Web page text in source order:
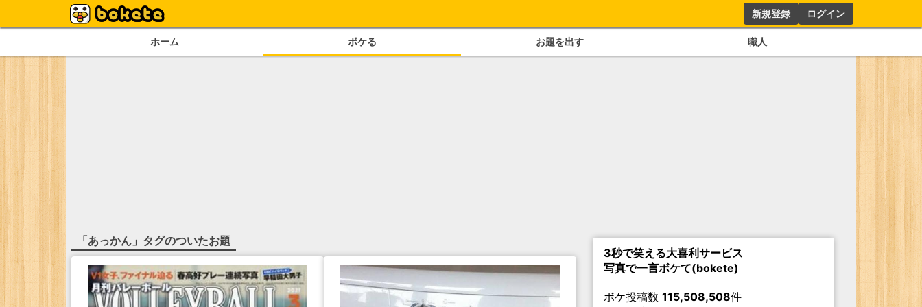
新規登録 ログイン
ホーム ボケる お題を出す 職人
「あっかん 」タグのついたお題
3秒で笑える大喜利サービス
写真で一言ボケて(bokete)
ボケ投稿数 115,508,508件